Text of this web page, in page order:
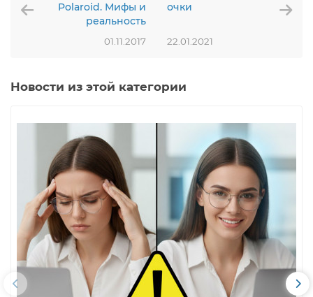
Polaroid. Мифы и
реальность
01.11.2017
очки
22.01.2021
Новости из этой категории